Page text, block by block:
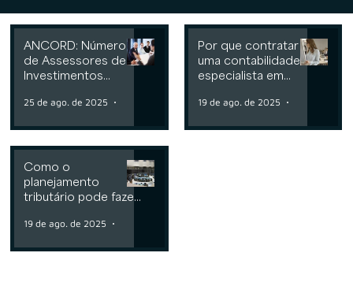
ANCORD: Número
de Assessores de
Investimentos
últimos 12 meses
25 de ago. de 2025
Por que contratar
uma contabilidade
especialista em
investimentos
19 de ago. de 2025
Como o
planejamento
tributário pode fazer
Consultorias ou
19 de ago. de 2025